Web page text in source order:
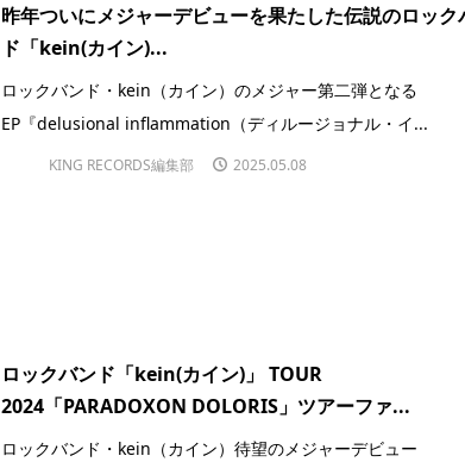
昨年ついにメジャーデビューを果たした伝説のロック
ド「kein(カイン)...
ロックバンド・kein（カイン）のメジャー第二弾となる
EP『delusional inflammation（ディルージョナル・イ...
KING RECORDS編集部 2025.05.08
ロックバンド「kein(カイン)」 TOUR
2024「PARADOXON DOLORIS」ツアーファ...
ロックバンド・kein（カイン）待望のメジャーデビュー